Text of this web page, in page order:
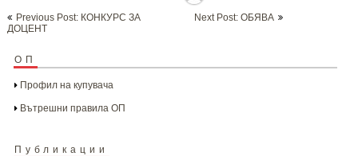
navigation
Previous Post: КОНКУРС ЗА
ДОЦЕНТ
Next Post: ОБЯВА
ОП
Профил на купувача
Вътрешни правила ОП
Публикации